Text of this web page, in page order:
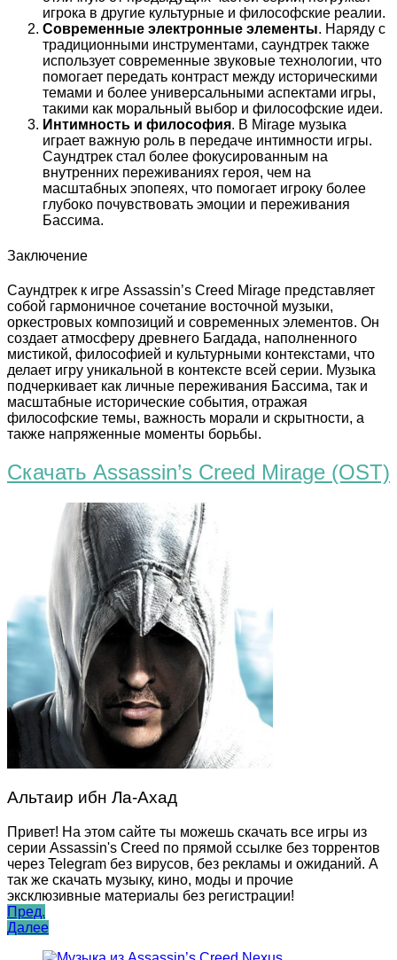
игрока в другие культурные и философские реалии.
Современные электронные элементы. Наряду с
традиционными инструментами, саундтрек также
использует современные звуковые технологии, что
помогает передать контраст между историческими
темами и более универсальными аспектами игры,
такими как моральный выбор и философские идеи.
Интимность и философия. В Mirage музыка
играет важную роль в передаче интимности игры.
Саундтрек стал более фокусированным на
внутренних переживаниях героя, чем на
масштабных эпопеях, что помогает игроку более
глубоко почувствовать эмоции и переживания
Бассима.
Заключение
Саундтрек к игре Assassin’s Creed Mirage представляет
собой гармоничное сочетание восточной музыки,
оркестровых композиций и современных элементов. Он
создает атмосферу древнего Багдада, наполненного
мистикой, философией и культурными контекстами, что
делает игру уникальной в контексте всей серии. Музыка
подчеркивает как личные переживания Бассима, так и
масштабные исторические события, отражая
философские темы, важность морали и скрытности, а
также напряженные моменты борьбы.
Скачать Assassin’s Creed Mirage (OST)
Альтаир ибн Ла-Ахад
Привет! На этом сайте ты можешь скачать все игры из
серии Assassin's Creed по прямой ссылке без торрентов
через Telegram без вирусов, без рекламы и ожиданий. А
так же скачать музыку, кино, моды и прочие
эксклюзивные материалы без регистрации!
Навигация
по
Пред.
Далее